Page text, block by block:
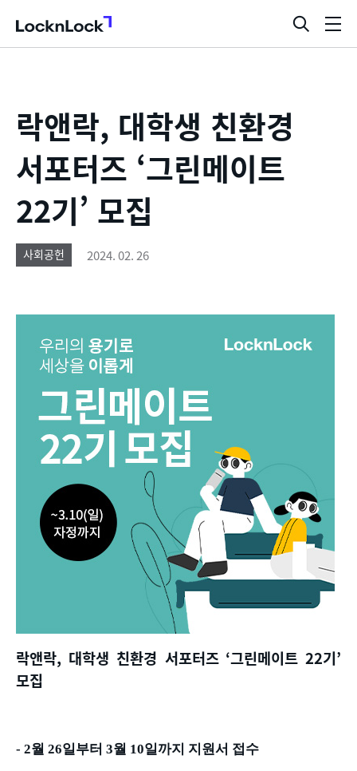
LocknLock
검
색
락앤락, 대학생 친환경
서포터즈 ‘그린메이트
22기’ 모집
사회공헌 2024. 02. 26
락앤락, 대학생 친환경 서포터즈‘그린메이트 22기’
모집
- 2월 26일부터 3월 10일까지 지원서 접수